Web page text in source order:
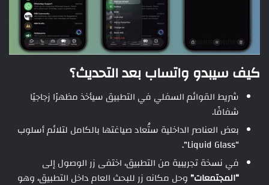
كيف سيبدو واتساب بعد التحديث؟
شريط القوائم السفلي في التطبيق سيأخذ مظهرًا زجاجيًا
شفافًا.
بعض العناصر الداخلية ستُعاد صياغتها بالكامل لتلائم أسلوب
“Liquid Glass”.
في نسخة تجريبية من التطبيق، اختفى زر الوصول إلى
“المجتمعات”وحل مكانه زر للبحث العام داخل التطبيق، وهو